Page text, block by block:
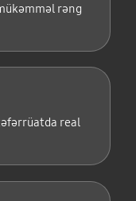
rəng
real